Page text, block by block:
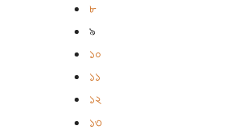
৮
৯
১০
১১
১২
১৩